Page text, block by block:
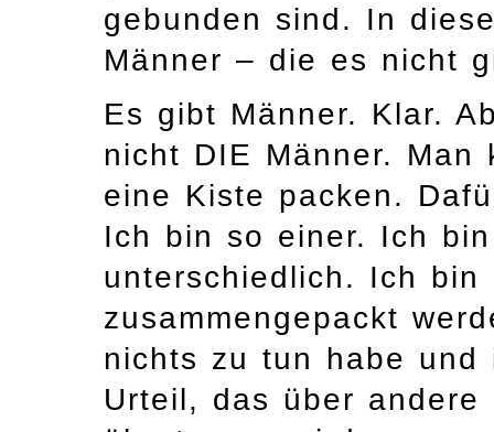
gebunden sind. In
Männer – die es nicht
Es gibt Männer. Klar.
nicht DIE Männer.
eine Kiste packen.
Ich bin so einer. Ich
unterschiedlich. Ich
zusammengepackt
nichts zu tun habe
Urteil, das über